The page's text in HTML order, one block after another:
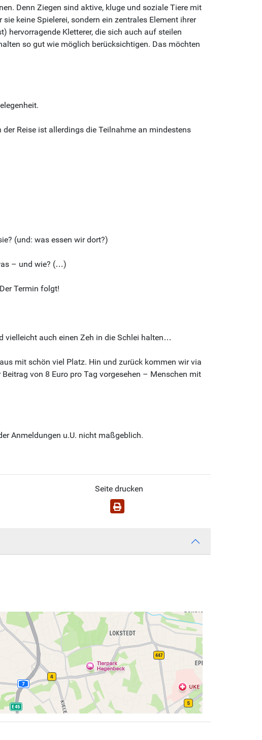
Denn Ziegen sind aktive, kluge und soziale Tiere mit
keine Spielerei, sondern ein zentrales Element ihrer
hervorragende Kletterer, die sich auch auf steilen
so gut wie möglich berücksichtigen. Das möchten
Reise ist allerdings die Teilnahme an mindestens
(und: was essen wir dort?)
– und wie? (…)
Termin folgt!
vielleicht auch einen Zeh in die Schlei halten…
mit schön viel Platz. Hin und zurück kommen wir via
von 8 Euro pro Tag vorgesehen – Menschen mit
Anmeldungen u.U. nicht maßgeblich.
Seite drucken